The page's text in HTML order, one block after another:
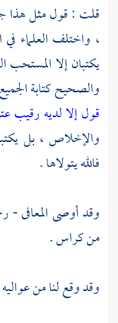
قلت : قول مثل هذا
، واختلف العلماء في
يكتبان إلا المستحب
والصحيح كتابة
قول إلا لديه رقيب
والإخلاص ، بل
فالله يتولاها .
وقد أوصىالمعافى-
من كراس .
وقد وقع لنا من